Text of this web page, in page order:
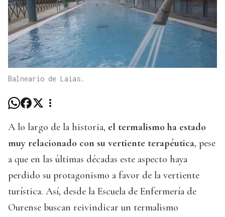
Balneario de Laias.
A lo largo de la historia, el termalismo ha estado
muy relacionado con su vertiente terapéutica, pese
a que en las últimas décadas este aspecto haya
perdido su protagonismo a favor de la vertiente
turística. Así, desde la Escuela de Enfermería de
Ourense buscan reivindicar un termalismo